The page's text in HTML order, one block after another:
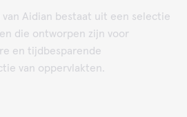
Aidian bestaat uit een selectie
die ontworpen zijn voor
en tijdbesparende
van oppervlakten.